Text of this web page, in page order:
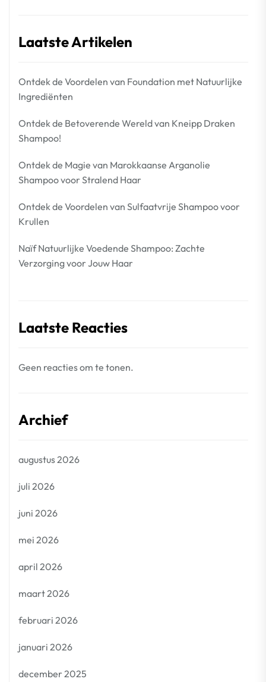
Laatste Artikelen
Ontdek de Voordelen van Foundation met Natuurlijke
Ingrediënten
Ontdek de Betoverende Wereld van Kneipp Draken
Shampoo!
Ontdek de Magie van Marokkaanse Arganolie
Shampoo voor Stralend Haar
Ontdek de Voordelen van Sulfaatvrije Shampoo voor
Krullen
Naïf Natuurlijke Voedende Shampoo: Zachte
Verzorging voor Jouw Haar
Laatste Reacties
Geen reacties om te tonen.
Archief
augustus 2026
juli 2026
juni 2026
mei 2026
april 2026
maart 2026
februari 2026
januari 2026
december 2025